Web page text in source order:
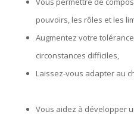
pouvoirs, les rôles et les
Augmentez votre
circonstances difficiles,
Laissez-vous adapter au
Vous aidez à développer